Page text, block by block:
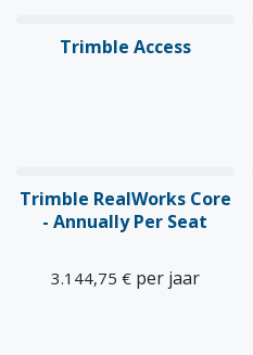
Trimble Access
Trimble RealWorks Core
- Annually Per Seat
3.144,75 € per jaar